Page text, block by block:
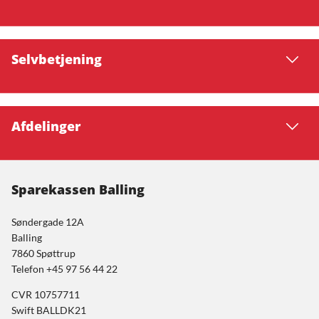
Selvbetjening
Afdelinger
Sparekassen Balling
Søndergade 12A
Balling
7860 Spøttrup
Telefon +45 97 56 44 22
CVR 10757711
Swift BALLDK21